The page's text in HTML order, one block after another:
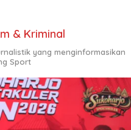
& Kriminal
yang menginformasikan
Sport